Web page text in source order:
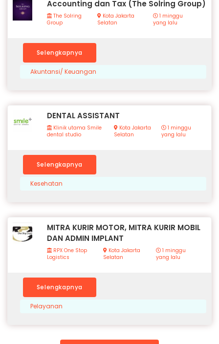
Accounting dan Tax (The Solring Group)
The Solring
Group
Kota Jakarta
Selatan
1 minggu
yang lalu
Selengkapnya
Akuntansi/ Keuangan
DENTAL ASSISTANT
Klinik utama Smile
dental studio
Kota Jakarta
Selatan
1 minggu
yang lalu
Selengkapnya
Kesehatan
MITRA KURIR MOTOR, MITRA KURIR MOBIL
DAN ADMIN IMPLANT
RPX One Stop
Logistics
Kota Jakarta
Selatan
1 minggu
yang lalu
Selengkapnya
Pelayanan